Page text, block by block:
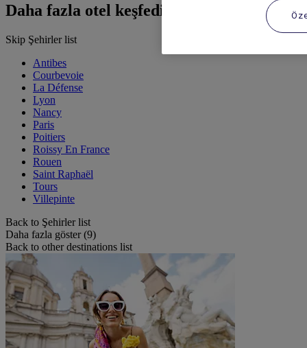
Daha fazla otel keşfedin
Skip Şehirler list
Antibes
Courbevoie
La Défense
Lyon
Nancy
Paris
Poitiers
Roissy En France
Rouen
Saint Raphaël
Tours
Villepinte
Back to Şehirler list
Daha fazla göster (9)
Back to other destinations list